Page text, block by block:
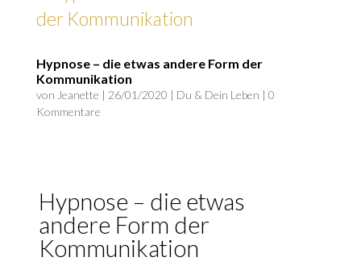
Hypnose – die etwas andere Form der
Kommunikation
von Jeanette | 26/01/2020 | Du & Dein Leben | 0
Kommentare
Hypnose – die etwas
andere Form der
Kommunikation